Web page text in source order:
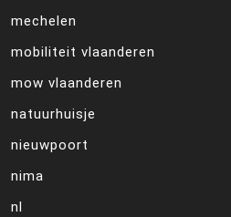
mechelen
mobiliteit vlaanderen
mow vlaanderen
natuurhuisje
nieuwpoort
nima
nl